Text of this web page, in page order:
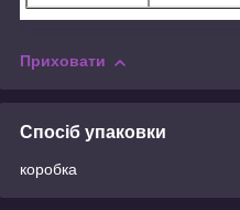
Приховати
Спосіб упаковки
коробка